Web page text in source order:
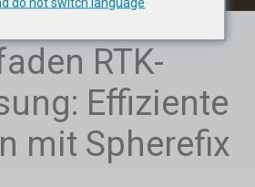
RTK-
Effiziente
mit Spherefix